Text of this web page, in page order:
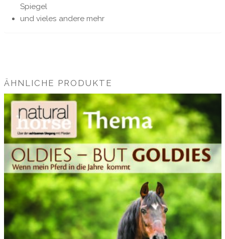
Spiegel
und vieles andere mehr
ÄHNLICHE PRODUKTE